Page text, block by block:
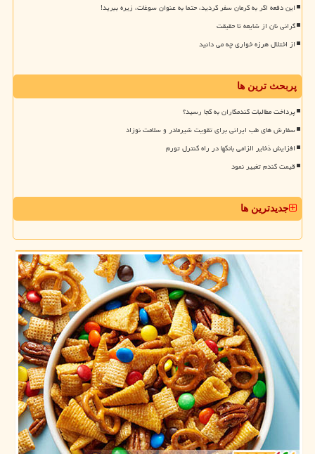
این دفعه اگر به کرمان سفر کردید، حتما به عنوان سوغات، زیره ببرید!
گرانی نان از شایعه تا حقیقت
از اختلال هرزه خواری چه می دانید
پربحث ترین ها
پرداخت مطالبات گندمکاران به کجا رسید؟
سفارش های طب ایرانی برای تقویت شیرمادر و سلامت نوزاد
افزایش ذخایر الزامی بانکها در راه کنترل تورم
قیمت گندم تغییر نمود
جدیدترین ها